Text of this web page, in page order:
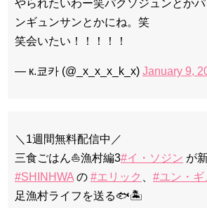
やられたいわー笑パクソジュンとか
ンギュンサンとかにね。笑
笑会いたい！！！！！
— к.쿄카 (@_x_x_x_k_x) January 9,
＼1週間無料配信中／
三食ごはん⛵️漁村編3#イ・ソジン が
#SHINHWA の #エリック #ユン・ギ
足漁村ライフを送る🐟🏝